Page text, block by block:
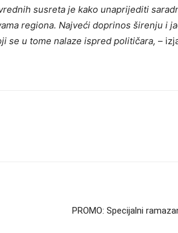
susreta je kako unaprijediti
regiona. Najveći doprinos širenju i
se u tome nalaze ispred političara, –
PROMO: Specijalni